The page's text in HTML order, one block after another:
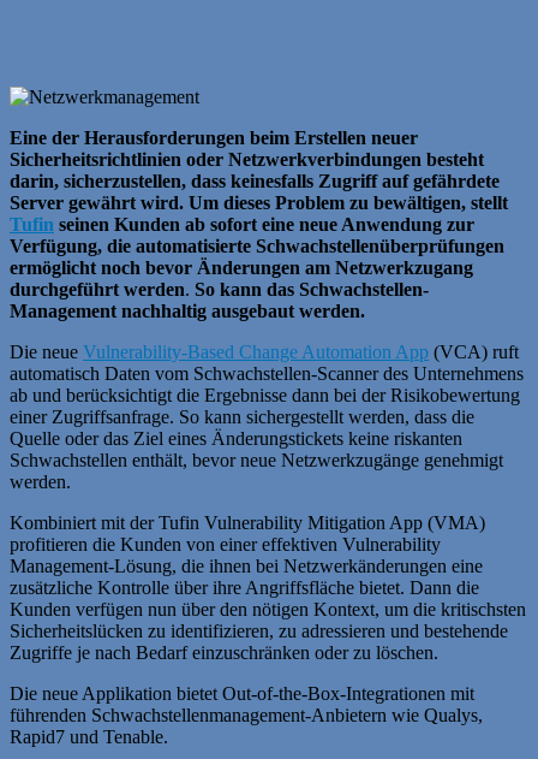
Eine der Herausforderungen beim Erstellen neuer
Sicherheitsrichtlinien oder Netzwerkverbindungen besteht
darin, sicherzustellen, dass keinesfalls Zugriff auf gefährdete
Server gewährt wird. Um dieses Problem zu bewältigen, stellt
Tufin seinen Kunden ab sofort eine neue Anwendung zur
Verfügung, die automatisierte Schwachstellenüberprüfungen
ermöglicht noch bevor Änderungen am Netzwerkzugang
durchgeführt werden. So kann das Schwachstellen-
Management nachhaltig ausgebaut werden.
Die neue Vulnerability-Based Change Automation App (VCA) ruft
automatisch Daten vom Schwachstellen-Scanner des Unternehmens
ab und berücksichtigt die Ergebnisse dann bei der Risikobewertung
einer Zugriffsanfrage. So kann sichergestellt werden, dass die
Quelle oder das Ziel eines Änderungstickets keine riskanten
Schwachstellen enthält, bevor neue Netzwerkzugänge genehmigt
werden.
Kombiniert mit der Tufin Vulnerability Mitigation App (VMA)
profitieren die Kunden von einer effektiven Vulnerability
Management-Lösung, die ihnen bei Netzwerkänderungen eine
zusätzliche Kontrolle über ihre Angriffsfläche bietet. Dann die
Kunden verfügen nun über den nötigen Kontext, um die kritischsten
Sicherheitslücken zu identifizieren, zu adressieren und bestehende
Zugriffe je nach Bedarf einzuschränken oder zu löschen.
Die neue Applikation bietet Out-of-the-Box-Integrationen mit
führenden Schwachstellenmanagement-Anbietern wie Qualys,
Rapid7 und Tenable.